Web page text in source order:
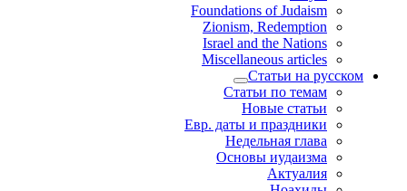
Foundations of Judaism
Zionism, Redemption
Israel and the Nations
Miscellaneous articles
Статьи на русском
Статьи по темам
Новые статьи
Евр. даты и праздники
Недельная глава
Основы иудаизма
Актуалия